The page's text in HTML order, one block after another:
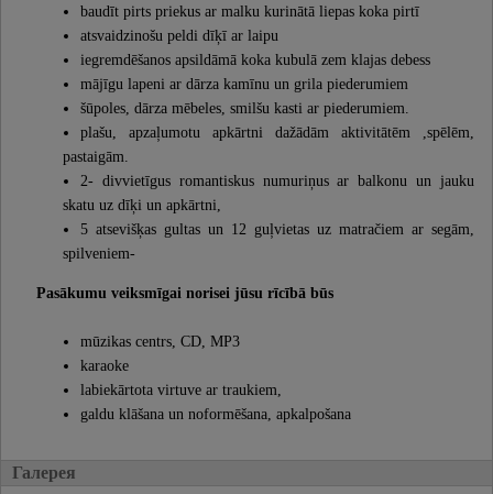
baudīt pirts priekus ar malku kurinātā liepas koka pirtī
atsvaidzinošu peldi dīķī ar laipu
iegremdēšanos apsildāmā koka kubulā zem klajas debess
mājīgu lapeni ar dārza kamīnu un grila piederumiem
šūpoles, dārza mēbeles, smilšu kasti ar piederumiem.
plašu, apzaļumotu apkārtni dažādām aktivitātēm ,spēlēm,
pastaigām.
2- divvietīgus romantiskus numuriņus ar balkonu un jauku
skatu uz dīķi un apkārtni,
5 atsevišķas gultas un 12 guļvietas uz matračiem ar segām,
spilveniem-
Pasākumu veiksmīgai norisei jūsu rīcībā būs
mūzikas centrs, CD, MP3
karaoke
labiekārtota virtuve ar traukiem,
galdu klāšana un noformēšana, apkalpošana
Галерея